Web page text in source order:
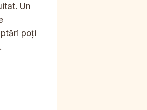
Un
poți